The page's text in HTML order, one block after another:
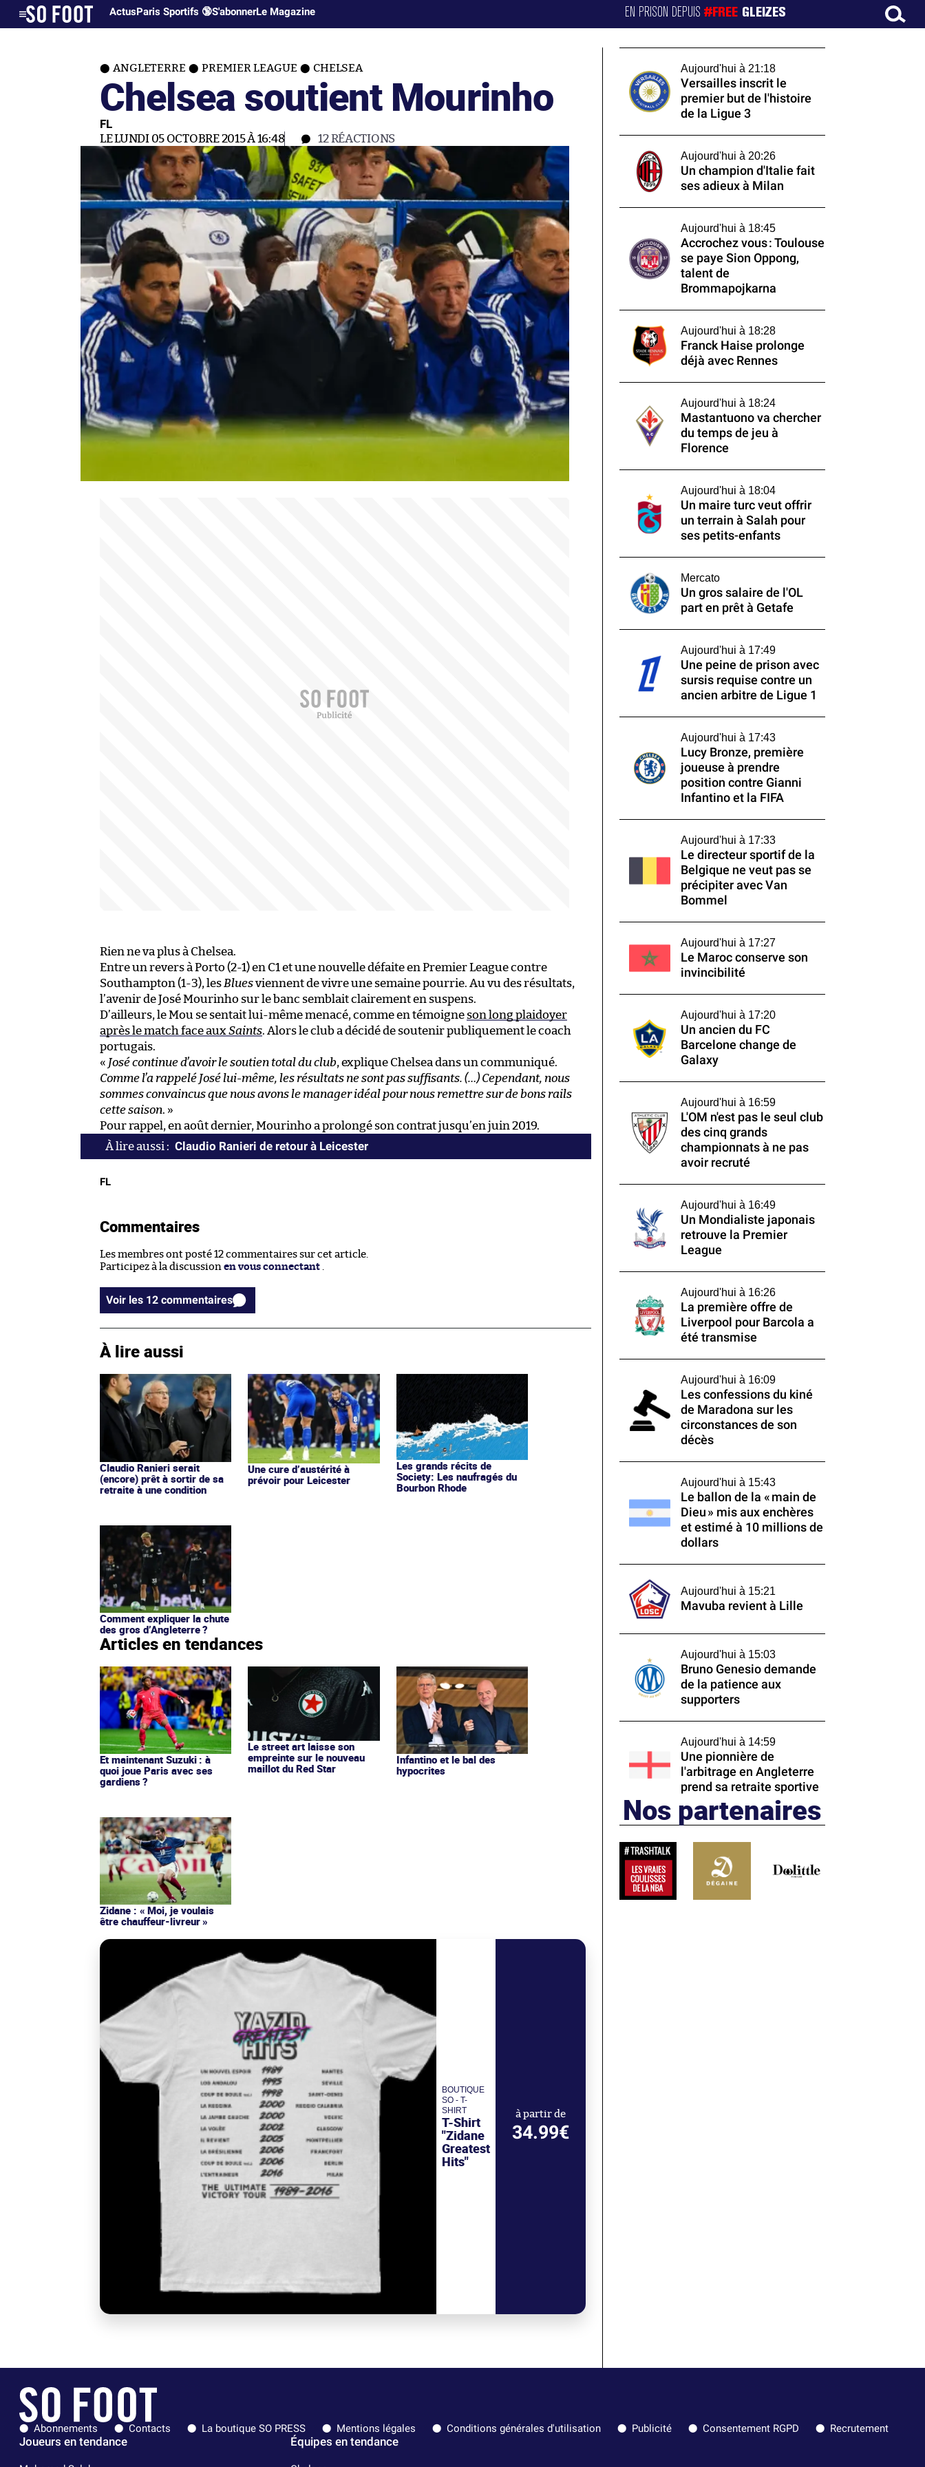
ActusParis Sportifs 🔞S'abonnerLe Magazine EN PRISON DEPUIS#FREE GLEIZES
ANGLETERRE PREMIER LEAGUE CHELSEA
Chelsea soutient Mourinho
FL
LE LUNDI 05 OCTOBRE 2015 À 16:48 12RÉACTIONS
Rien ne va plus à Chelsea.
Entre un revers à Porto (2-1) en C1 et une nouvelle défaite en Premier League contre
Southampton (1-3), les Bluesviennent de vivre une semaine pourrie. Au vu des résultats,
l’avenir de José Mourinho sur le banc semblait clairement en suspens.
D’ailleurs, le Mou se sentait lui-même menacé, comme en témoigne son long plaidoyer
après le match face aux Saints. Alors le club a décidé de soutenir publiquement le coach
portugais.
« José continue d’avoir le soutien total du club, explique Chelsea dans un communiqué.
Comme l’a rappelé José lui-même, les résultats ne sont pas suffisants. (…) Cependant, nous
sommes convaincus que nous avons le manager idéal pour nous remettre sur de bons rails
cette saison. »
Pour rappel, en août dernier, Mourinho a prolongé son contrat jusqu’en juin 2019.
Claudio Ranieri de retour à Leicester
FL
Commentaires
Les membres ont posté 12 commentaires sur cet article.
Participez à la discussion en vous connectant .
Voir les 12 commentaires
À lire aussi
Claudio Ranieri serait
(encore) prêt à sortir de sa
retraite à une condition
Une cure d’austérité à
prévoir pour Leicester
Les grands récits de
Society: Les naufragés du
Bourbon Rhode
Comment expliquer la chute
des gros d’Angleterre ?
Articles en tendances
Et maintenant Suzuki : à
quoi joue Paris avec ses
gardiens ?
Le street art laisse son
empreinte sur le nouveau
maillot du Red Star
Infantino et le bal des
hypocrites
Zidane : « Moi, je voulais
être chauffeur-livreur »
BOUTIQUE
SO - T-
SHIRT
T-Shirt
"Zidane
Greatest
Hits"
à partir de
34.99€
Aujourd'hui à 21:18
Versailles inscrit le
premier but de l'histoire
de la Ligue 3
Aujourd'hui à 20:26
Un champion d'Italie fait
ses adieux à Milan
Aujourd'hui à 18:45
Accrochez vous : Toulouse
se paye Sion Oppong,
talent de
Brommapojkarna
Aujourd'hui à 18:28
Franck Haise prolonge
déjà avec Rennes
Aujourd'hui à 18:24
Mastantuono va chercher
du temps de jeu à
Florence
Aujourd'hui à 18:04
Un maire turc veut offrir
un terrain à Salah pour
ses petits-enfants
Mercato
Un gros salaire de l'OL
part en prêt à Getafe
Aujourd'hui à 17:49
Une peine de prison avec
sursis requise contre un
ancien arbitre de Ligue 1
Aujourd'hui à 17:43
Lucy Bronze, première
joueuse à prendre
position contre Gianni
Infantino et la FIFA
Aujourd'hui à 17:33
Le directeur sportif de la
Belgique ne veut pas se
précipiter avec Van
Bommel
Aujourd'hui à 17:27
Le Maroc conserve son
invincibilité
Aujourd'hui à 17:20
Un ancien du FC
Barcelone change de
Galaxy
Aujourd'hui à 16:59
L'OM n'est pas le seul club
des cinq grands
championnats à ne pas
avoir recruté
Aujourd'hui à 16:49
Un Mondialiste japonais
retrouve la Premier
League
Aujourd'hui à 16:26
La première offre de
Liverpool pour Barcola a
été transmise
Aujourd'hui à 16:09
Les confessions du kiné
de Maradona sur les
circonstances de son
décès
Aujourd'hui à 15:43
Le ballon de la « main de
Dieu » mis aux enchères
et estimé à 10 millions de
dollars
Aujourd'hui à 15:21
Mavuba revient à Lille
Aujourd'hui à 15:03
Bruno Genesio demande
de la patience aux
supporters
Aujourd'hui à 14:59
Une pionnière de
l'arbitrage en Angleterre
prend sa retraite sportive
Nos partenaires
Abonnements Contacts La boutique SO PRESS Mentions légales Conditions générales d'utilisation Publicité Consentement RGPD Recrutement
Joueurs en tendance Équipes en tendance